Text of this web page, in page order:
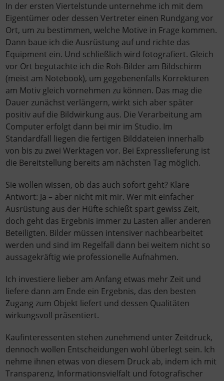
In der ersten Viertelstunde unternehme ich mit dem
Eigentümer oder dessen Vertreter einen Rundgang vor
Ort, um zu bestimmen, welche Motive in Frage kommen.
Dann baue ich die Ausrüstung auf und richte das
Equipment ein. Und schließlich wird fotografiert. Gleich
vor Ort begutachte ich die Roh-Bilder am Bildschirm
(meist am Notebook), um gegebenenfalls Korrekturen
am Motiv gleich vornehmen zu können. Das mag die
Dauer zunächst verlängern, wirkt sich aber später
positiv auf die Bildwirkung aus. Die Verarbeitung am
Computer erfolgt dann bei mir im Studio. Im
Standardfall liegen die fertigen Bilddateien innerhalb
von bis zu zwei Werktagen vor. Bei Expresslieferung ist
die Bereitstellung bereits am nächsten Tag möglich.
Sie wollen wissen, ob das auch sofort geht? Klare
Antwort: Ja – aber nicht mit mir. Wer mit einfacher
Ausrüstung aus der Hüfte schießt spart gewiss Zeit,
doch geht das Ergebnis immer zu Lasten aller anderen
Beteiligten. Bilder müssen intensiver nachbearbeitet
werden und sind im Regelfall dann bei weitem nicht so
aussagekräftig wie professionelle Aufnahmen.
Ich investiere lieber am Anfang etwas mehr Zeit und
liefere dann am Ende ein Ergebnis, das den besten
Zugang zum Objekt liefert und dessen Qualitäten
wirkungsvoll präsentiert.
Kaufinteressenten stehen zunehmend unter Zeitdruck,
dennoch wollen Entscheidungen wohl überlegt sein. Ich
nehme ihnen etwas von diesem Druck ab, indem ich mit
Transparenz, Informationsvielfalt und fotografischer